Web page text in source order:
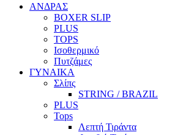
ΑΝΔΡΑΣ
BOXER SLIP
PLUS
TOPS
Ισοθερμικό
Πυτζάμες
ΓΥΝΑΙΚΑ
Σλίπς
STRING / BRAZIL
PLUS
Tops
Λεπτή Τιράντα